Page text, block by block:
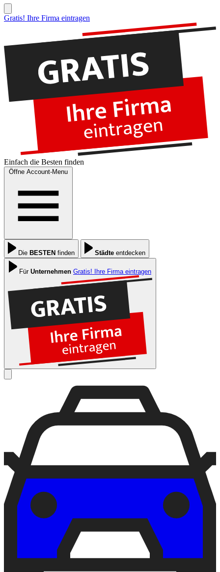
Gratis! Ihre Firma eintragen
Einfach die Besten finden
Öffne Account-Menu
Die BESTEN finden Städte entdecken
Für Unternehmen Gratis! Ihre Firma eintragen